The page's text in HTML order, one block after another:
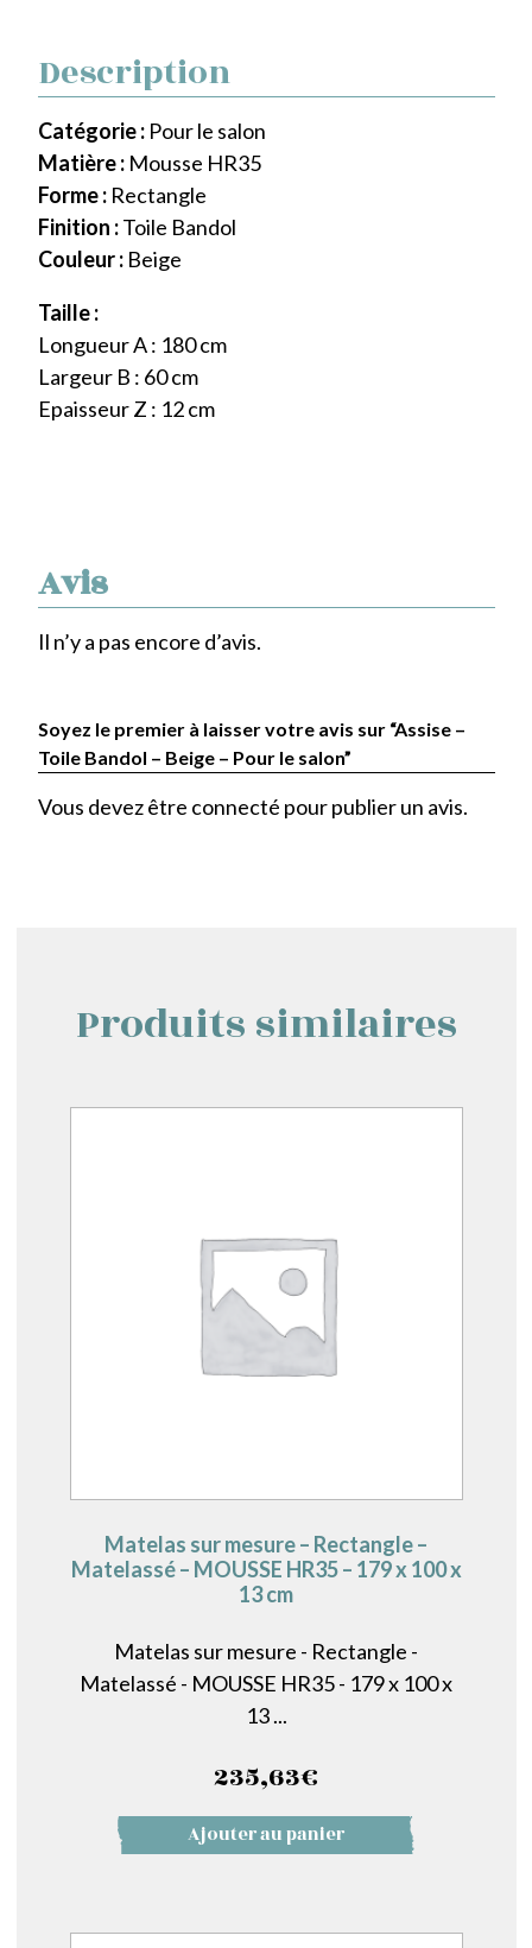
Avis
Il n’y a pas encore d’avis.
Soyez le premier à laisser votre avis sur “Assise –
Toile Bandol – Beige – Pour le salon”
Vous devez être connecté pour publier un avis.
Description
Catégorie : Pour le salon
Matière : Mousse HR35
Forme : Rectangle
Finition :Toile Bandol
Couleur : Beige
Taille :
Longueur A : 180 cm
Largeur B : 60 cm
Epaisseur Z : 12 cm
Produits similaires
Matelas sur mesure – Rectangle –
Matelassé – MOUSSE HR35 – 179 x 100 x
13 cm
Matelas sur mesure - Rectangle -
Matelassé - MOUSSE HR35 - 179 x 100 x
13 ...
235,63€
Ajouter au panier